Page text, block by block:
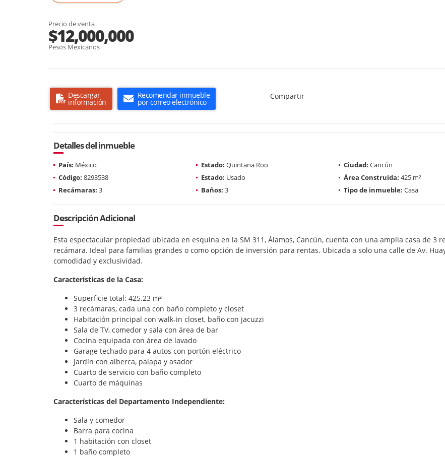
Precio de venta
$12,000,000
Pesos Mexicanos
Descargar
información
Recomendar inmueble
por correo electrónico
Compartir
Detalles del inmueble
País: México Estado: Quintana Roo Ciudad: Cancún
Código: 8293538 Estado: Usado Área Construida: 425 m²
Recámaras: 3 Baños: 3 Tipo de inmueble: Casa
Descripción Adicional
Esta espectacular propiedad ubicada en esquina en la SM 311, Álamos, Cancún, cuenta con una amplia casa de 3
recámara. Ideal para familias grandes o como opción de inversión para rentas. Ubicada a solo una calle de Av.
comodidad y exclusividad.
Características de la Casa:
Superficie total: 425.23 m²
3 recámaras, cada una con baño completo y closet
Habitación principal con walk-in closet, baño con jacuzzi
Sala de TV, comedor y sala con área de bar
Cocina equipada con área de lavado
Garage techado para 4 autos con portón eléctrico
Jardín con alberca, palapa y asador
Cuarto de servicio con baño completo
Cuarto de máquinas
Características del Departamento Independiente:
Sala y comedor
Barra para cocina
1 habitación con closet
1 baño completo